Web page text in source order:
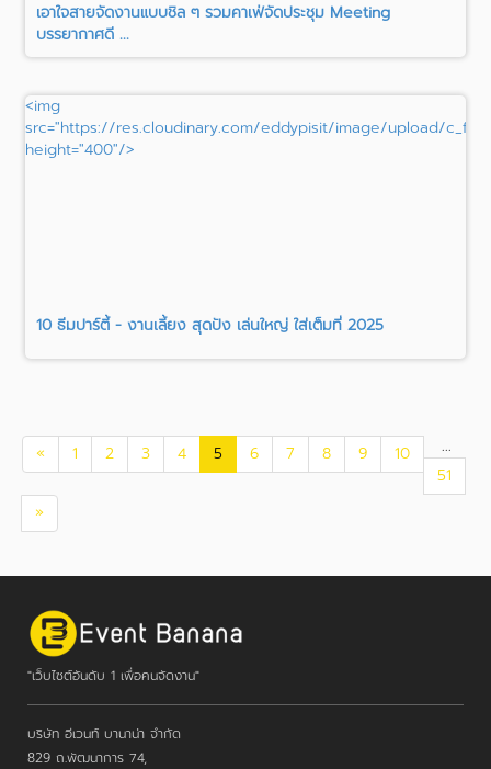
เอาใจสายจัดงานแบบชิล ๆ รวมคาเฟ่จัดประชุม Meeting
บรรยากาศดี ...
<img
src="https://res.cloudinary.com/eddypisit/image/upload/
height="400"/>
10 ธีมปาร์ตี้ - งานเลี้ยง สุดปัง เล่นใหญ่ ใส่เต็มที่ 2025
« 1 2 3 4 5 6 7 8 9 10
...
51
»
"เว็บไซต์อันดับ 1 เพื่อคนจัดงาน"
บริษัท อีเวนท์ บานาน่า จำกัด
829 ถ.พัฒนาการ 74,